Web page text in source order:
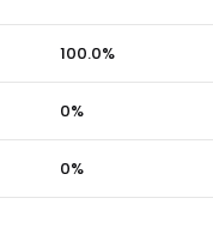
100.0%
0%
0%